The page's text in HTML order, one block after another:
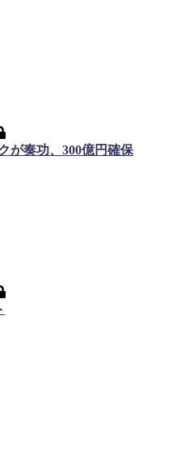
が奏功、300億円確保